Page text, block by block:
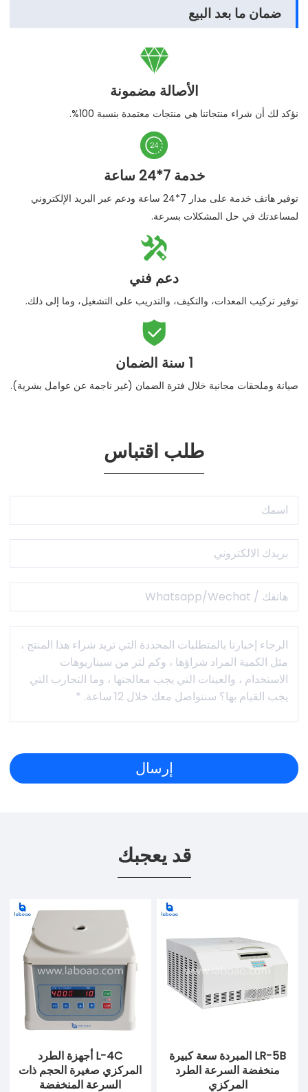
ضمان ما بعد البيع

الأصالة مضمونة
نؤكد لك أن شراء منتجاتنا هي منتجات معتمدة بنسبة 100%.

خدمة 7*24 ساعة
توفير هاتف خدمة على مدار 7*24 ساعة ودعم عبر البريد الإلكتروني
لمساعدتك في حل المشكلات بسرعة.

دعم فني
توفير تركيب المعدات، والتكيف، والتدريب على التشغيل، وما إلى ذلك.

1 سنة الضمان
صيانة وملحقات مجانية خلال فترة الضمان (غير ناجمة عن عوامل بشرية).
طلب اقتباس
قد يعجبك
L-4C أجهزة الطرد
المركزي صغيرة الحجم ذات
السرعة المنخفضة
LR-5B المبردة سعة كبيرة
منخفضة السرعة الطرد
المركزي